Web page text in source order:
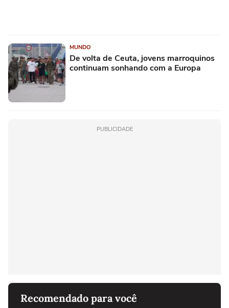
MUNDO
De volta de Ceuta, jovens marroquinos
continuam sonhando com a Europa
PUBLICIDADE
Recomendado para você